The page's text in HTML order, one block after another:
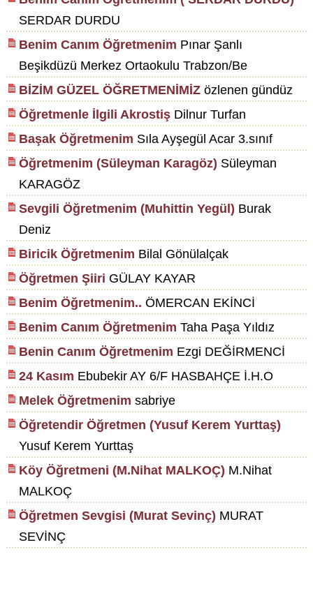
SERDAR DURDU
Benim Canım Öğretmenim Pınar Şanlı
Beşikdüzü Merkez Ortaokulu Trabzon/Be
BİZİM GÜZEL ÖĞRETMENİMİZözlenen gündüz
Öğretmenle İlgili AkrostişDilnur Turfan
Başak Öğretmenim Sıla Ayşegül Acar 3.sınıf
Öğretmenim (Süleyman Karagöz) Süleyman
KARAGÖZ
Sevgili Öğretmenim (Muhittin Yegül) Burak
Deniz
Biricik Öğretmenim Bilal Gönülalçak
Öğretmen Şiiri GÜLAY KAYAR
Benim Öğretmenim.. ÖMERCAN EKİNCİ
Benim Canım Öğretmenim Taha Paşa Yıldız
Benin Canım Öğretmenim Ezgi DEĞİRMENCİ
24 Kasım Ebubekir AY 6/F HASBAHÇE İ.H.O
Melek Öğretmenim sabriye
Öğretendir Öğretmen (Yusuf Kerem Yurttaş)
Yusuf Kerem Yurttaş
Köy Öğretmeni (M.Nihat MALKOÇ) M.Nihat
MALKOÇ
Öğretmen Sevgisi (Murat Sevinç) MURAT
SEVİNÇ